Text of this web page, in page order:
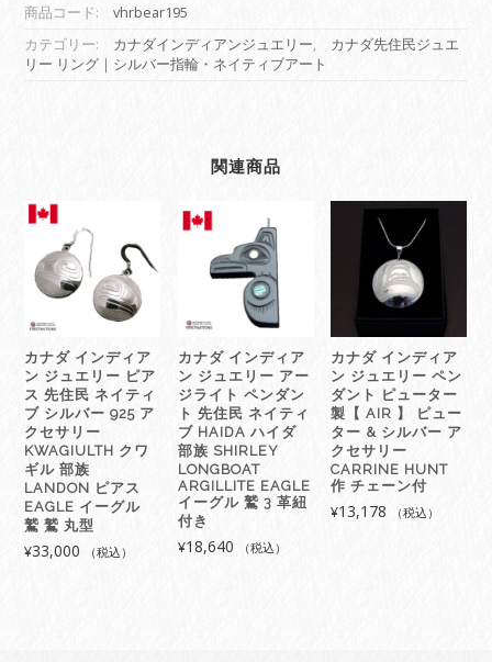
ン
デ
ィ
リ
ー
ン
指
先
住
民
ネ
イ
テ
ィ
ブ
シ
商品コード:
vhrbear195
カテゴリー:
カナダインディアンジュエリー,
カナダ先住民ジュエ
リー リング｜シルバー指輪・ネイティブアート
関連商品
カナダ インディア
ン ジュエリー ピア
ス 先住民 ネイティ
ブ シルバー 925 ア
クセサリー
KWAGIULTH クワ
ギル 部族
LANDON ピアス
EAGLE イーグル
鷲 鷲 丸型
¥33,000 （税込）
カナダ インディア
ン ジュエリー アー
ジライト ペンダン
ト 先住民 ネイティ
ブ HAIDA ハイダ
部族 SHIRLEY
LONGBOAT
ARGILLITE EAGLE
イーグル 鷲 3 革紐
付き
¥18,640 （税込）
カナダ インディア
ン ジュエリー ペン
ダント ピューター
製【 AIR 】 ピュー
ター & シルバー ア
クセサリー
CARRINE HUNT
作 チェーン付
¥13,178 （税込）